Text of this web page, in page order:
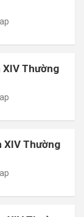
Thường
XIV Thường